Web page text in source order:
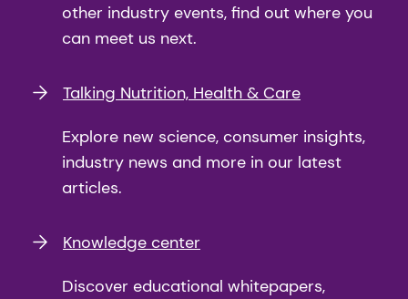
other industry events, find out where you
can meet us next.
Talking Nutrition, Health & Care
Explore new science, consumer insights,
industry news and more in our latest
articles.
Knowledge center
Discover educational whitepapers,